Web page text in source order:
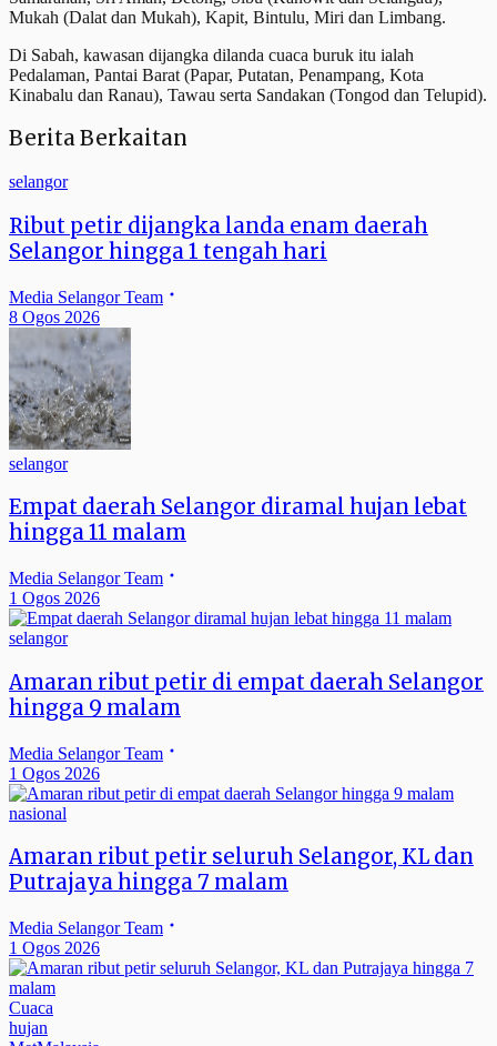
Mukah (Dalat dan Mukah), Kapit, Bintulu, Miri dan Limbang.
Di Sabah, kawasan dijangka dilanda cuaca buruk itu ialah
Pedalaman, Pantai Barat (Papar, Putatan, Penampang, Kota
Kinabalu dan Ranau), Tawau serta Sandakan (Tongod dan Telupid).
Berita Berkaitan
selangor
Ribut petir dijangka landa enam daerah
Selangor hingga 1 tengah hari
Media Selangor Team
8 Ogos 2026
selangor
Empat daerah Selangor diramal hujan lebat
hingga 11 malam
Media Selangor Team
1 Ogos 2026
selangor
Amaran ribut petir di empat daerah Selangor
hingga 9 malam
Media Selangor Team
1 Ogos 2026
nasional
Amaran ribut petir seluruh Selangor, KL dan
Putrajaya hingga 7 malam
Media Selangor Team
1 Ogos 2026
Cuaca
hujan